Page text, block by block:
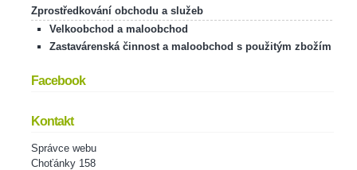
Zprostředkování obchodu a služeb
Velkoobchod a maloobchod
Zastavárenská činnost a maloobchod s použitým zbožím
Facebook
Kontakt
Správce webu
Choťánky 158